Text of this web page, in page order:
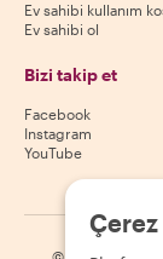
Ev sahibi kullanım
Ev sahibi ol
Bizi takip et
Facebook
Instagram
YouTube